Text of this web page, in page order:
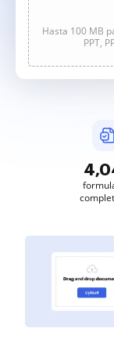
Hasta 100 MB
PPT,